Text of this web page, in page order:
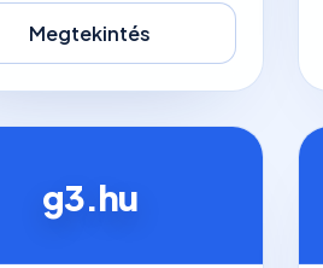
Megtekintés
g3.hu